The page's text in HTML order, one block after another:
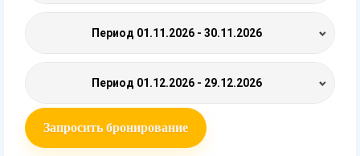
Период 01.11.2026 - 30.11.2026
Период 01.12.2026 - 29.12.2026
Запросить бронирование